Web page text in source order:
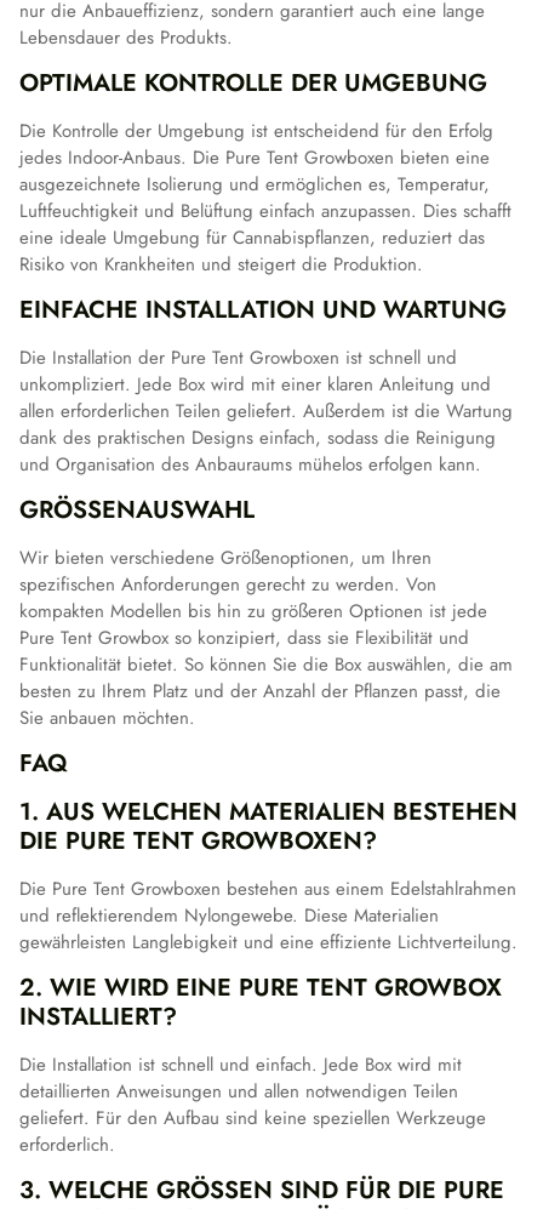
nur die Anbaueffizienz, sondern garantiert auch eine lange
Lebensdauer des Produkts.
OPTIMALE KONTROLLE DER UMGEBUNG
Die Kontrolle der Umgebung ist entscheidend für den Erfolg
jedes Indoor-Anbaus. Die Pure Tent Growboxen bieten eine
ausgezeichnete Isolierung und ermöglichen es, Temperatur,
Luftfeuchtigkeit und Belüftung einfach anzupassen. Dies schafft
eine ideale Umgebung für Cannabispflanzen, reduziert das
Risiko von Krankheiten und steigert die Produktion.
EINFACHE INSTALLATION UND WARTUNG
Die Installation der Pure Tent Growboxen ist schnell und
unkompliziert. Jede Box wird mit einer klaren Anleitung und
allen erforderlichen Teilen geliefert. Außerdem ist die Wartung
dank des praktischen Designs einfach, sodass die Reinigung
und Organisation des Anbauraums mühelos erfolgen kann.
GRÖSSENAUSWAHL
Wir bieten verschiedene Größenoptionen, um Ihren
spezifischen Anforderungen gerecht zu werden. Von
kompakten Modellen bis hin zu größeren Optionen ist jede
Pure Tent Growbox so konzipiert, dass sie Flexibilität und
Funktionalität bietet. So können Sie die Box auswählen, die am
besten zu Ihrem Platz und der Anzahl der Pflanzen passt, die
Sie anbauen möchten.
FAQ
1. AUS WELCHEN MATERIALIEN BESTEHEN
DIE PURE TENT GROWBOXEN?
Die Pure Tent Growboxen bestehen aus einem Edelstahlrahmen
und reflektierendem Nylongewebe. Diese Materialien
gewährleisten Langlebigkeit und eine effiziente Lichtverteilung.
2. WIE WIRD EINE PURE TENT GROWBOX
INSTALLIERT?
Die Installation ist schnell und einfach. Jede Box wird mit
detaillierten Anweisungen und allen notwendigen Teilen
geliefert. Für den Aufbau sind keine speziellen Werkzeuge
erforderlich.
3. WELCHE GRÖSSEN SIND FÜR DIE PURE T